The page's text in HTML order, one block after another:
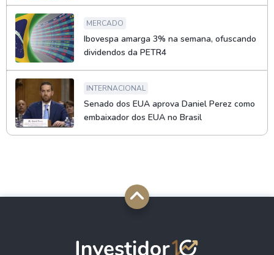
MERCADO
Ibovespa amarga 3% na semana, ofuscando
dividendos da PETR4
INTERNACIONAL
Senado dos EUA aprova Daniel Perez como
embaixador dos EUA no Brasil